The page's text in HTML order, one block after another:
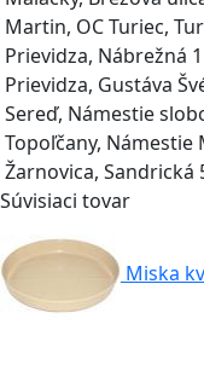
Martin, OC Turiec,
Prievidza, Nábrežná
Prievidza, Gustáva
Sereď, Námestie
Topoľčany, Námestie
Žarnovica, Sandrická
Súvisiaci tovar
Miska